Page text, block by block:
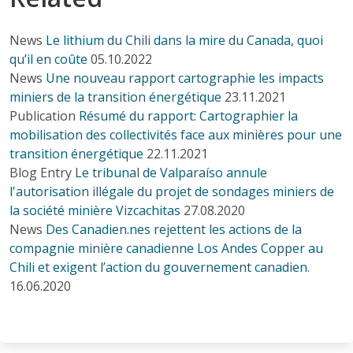
News Le lithium du Chili dans la mire du Canada, quoi
qu’il en coûte 05.10.2022
News Une nouveau rapport cartographie les impacts
miniers de la transition énergétique 23.11.2021
Publication Résumé du rapport: Cartographier la
mobilisation des collectivités face aux minières pour une
transition énergétique 22.11.2021
Blog Entry Le tribunal de Valparaíso annule
l'autorisation illégale du projet de sondages miniers de
la société minière Vizcachitas 27.08.2020
News Des Canadien.nes rejettent les actions de la
compagnie minière canadienne Los Andes Copper au
Chili et exigent l’action du gouvernement canadien.
16.06.2020